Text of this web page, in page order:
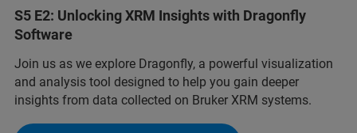
S5 E2: Unlocking XRM Insights with Dragonfly
Software
Join us as we explore Dragonfly, a powerful visualization
and analysis tool designed to help you gain deeper
insights from data collected on Bruker XRM systems.